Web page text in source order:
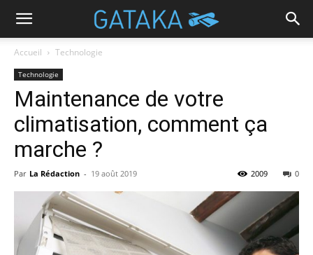
Accueil Technologie
Technologie
Maintenance de votre
climatisation, comment ça
marche ?
Par La Rédaction - 19 août 2019 0
2009